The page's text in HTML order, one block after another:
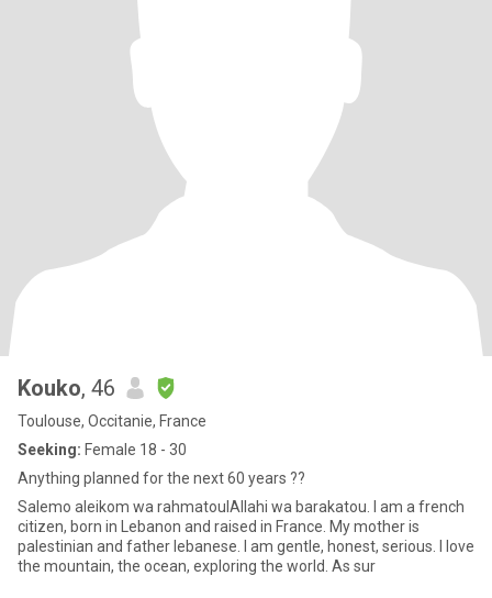
Kouko, 46
Toulouse, Occitanie, France
Seeking: Female 18 - 30
Anything planned for the next 60 years ??
Salemo aleikom wa rahmatoulAllahi wa barakatou. I am a french
citizen, born in Lebanon and raised in France. My mother is
palestinian and father lebanese. I am gentle, honest, serious. I love
the mountain, the ocean, exploring the world. As sur